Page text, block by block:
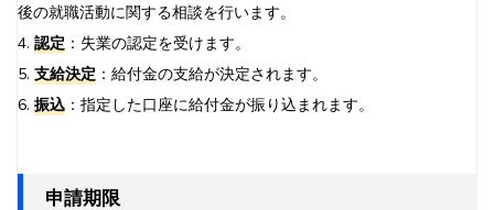
後の就職活動に関する相談を行います。
4. 認定 ：失業の認定を受けます。
5. 支給決定 ：給付金の支給が決定されます。
6. 振込 ：指定した口座に給付金が振り込まれます。
申請期限